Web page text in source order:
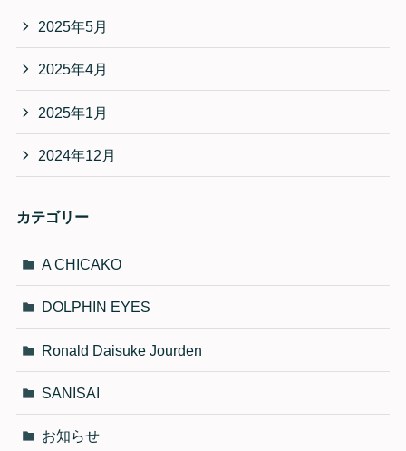
2025年5月
2025年4月
2025年1月
2024年12月
カテゴリー
A CHICAKO
DOLPHIN EYES
Ronald Daisuke Jourden
SANISAI
お知らせ